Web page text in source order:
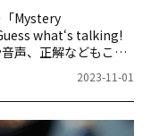
「Mystery
what‘s talking!
声、正解などもこち
2023-11-01